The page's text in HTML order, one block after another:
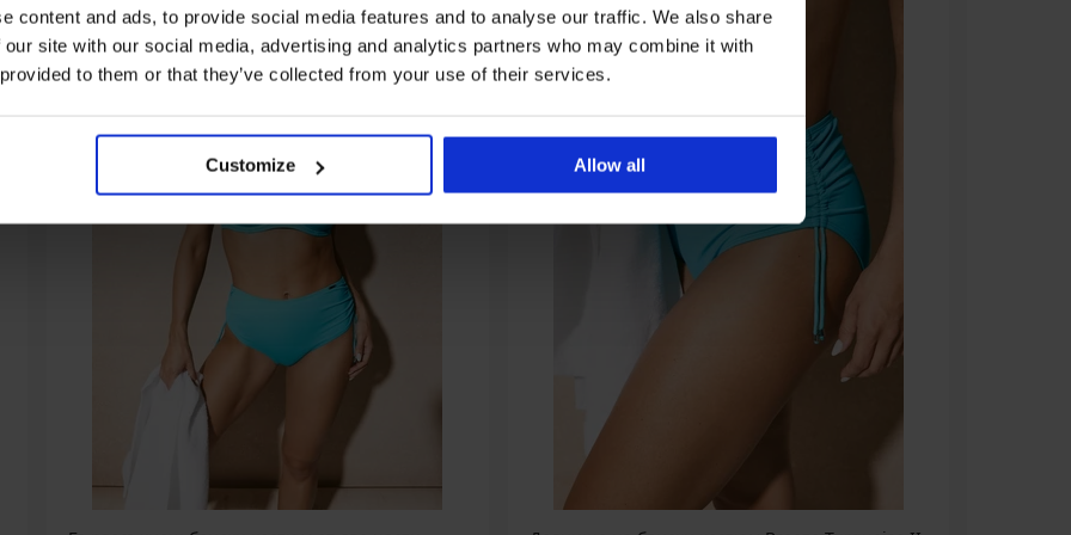
content and ads, to provide social media features and to analyse our traffic. We also share
site with our social media, advertising and analytics partners who may combine it with
to them or that they’ve collected from your use of their services.
Customize Allow all